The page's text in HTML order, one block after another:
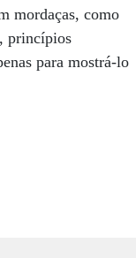
mordaças, como
princípios
para mostrá-lo